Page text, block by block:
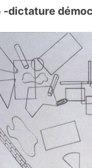
-dictature